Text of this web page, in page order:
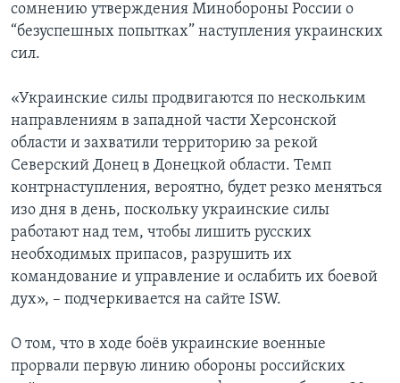
сомнению утверждения Минобороны России о
“безуспешных попытках” наступления украинских
сил.
«Украинские силы продвигаются по нескольким
направлениям в западной части Херсонской
области и захватили территорию за рекой
Северский Донец в Донецкой области. Темп
контрнаступления, вероятно, будет резко меняться
изо дня в день, поскольку украинские силы
работают над тем, чтобы лишить русских
необходимых припасов, разрушить их
командование и управление и ослабить их боевой
дух», – подчеркивается на сайте ISW.
О том, что в ходе боёв украинские военные
прорвали первую линию обороны российских